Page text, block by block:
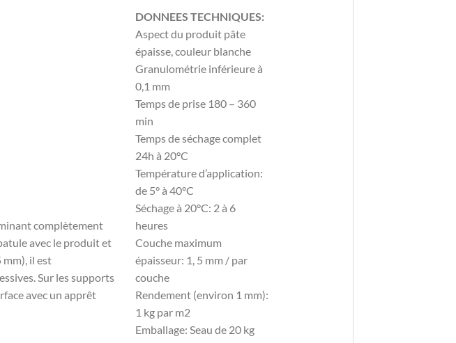
complètement
avec le produit et
mm), il est
Sur les supports
avec un apprêt
DONNEES TECHNIQUES:
Aspect du produit pâte
épaisse, couleur blanche
Granulométrie inférieure à
0,1 mm
Temps de prise 180 – 360
min
Temps de séchage complet
24h à 20°C
Température d’application:
de 5° à 40°C
Séchage à 20°C: 2 à 6
heures
Couche maximum
épaisseur: 1, 5 mm / par
couche
Rendement (environ 1 mm):
1 kg par m2
Emballage: Seau de 20 kg